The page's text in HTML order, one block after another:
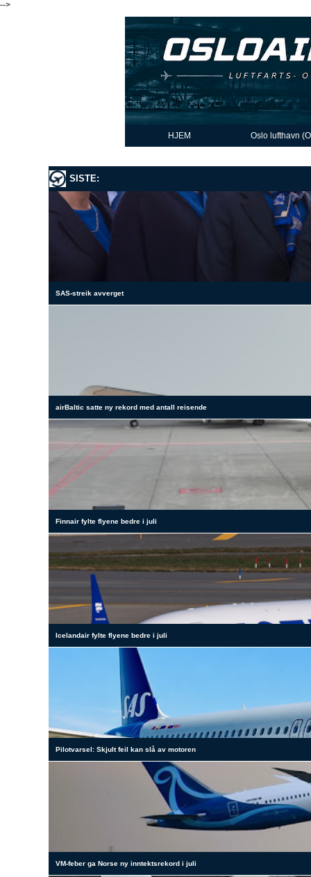
-->
HJEM Oslo lufthavn
SISTE:
SAS-streik avverget
airBaltic satte ny rekord med antall reisende
Finnair fylte flyene bedre i juli
Icelandair fylte flyene bedre i juli
Pilotvarsel: Skjult feil kan slå av motoren
VM-feber ga Norse ny inntektsrekord i juli